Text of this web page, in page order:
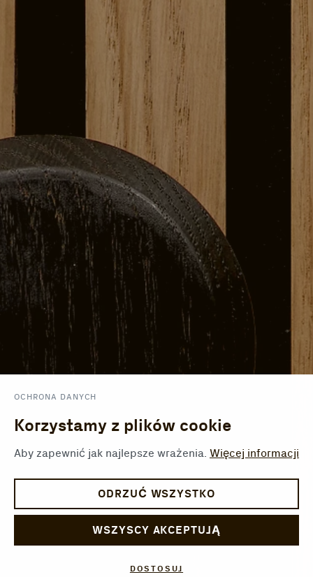
OCHRONA DANYCH
Korzystamy z plików cookie
Aby zapewnić jak najlepsze wrażenia. Więcej informacji
ODRZUĆ WSZYSTKO
WSZYSCY AKCEPTUJĄ
DOSTOSUJ